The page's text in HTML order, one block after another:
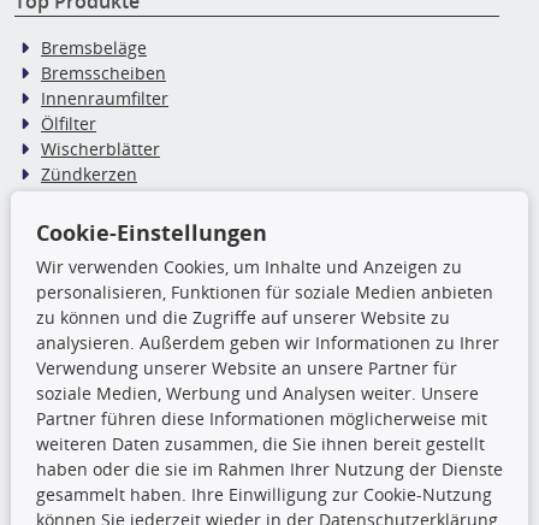
Bremsbeläge
Bremsscheiben
Innenraumfilter
Ölfilter
Wischerblätter
Zündkerzen
TecDoc Inside
Die hier angezeigten Daten,
insbesondere die gesamte Datenbank,
dürfen nicht kopiert werden. Es ist zu
unterlassen, die Daten oder die gesamte Datenbank ohne
vorherige Zustimmung TecDocs zu vervielfältigen, zu
verbreiten und/oder diese Handlungen durch Dritte ausführen
zu lassen. Ein Zuwiderhandeln stellt eine
Urheberrechtsverletzung dar und wird verfolgt.
Cookie-Einstellungen
Wir verwenden Cookies, um Inhalte und Anzeigen zu
personalisieren, Funktionen für soziale Medien anbieten
zu können und die Zugriffe auf unserer Website zu
analysieren. Außerdem geben wir Informationen zu Ihrer
Verwendung unserer Website an unsere Partner für
soziale Medien, Werbung und Analysen weiter. Unsere
Partner führen diese Informationen möglicherweise mit
weiteren Daten zusammen, die Sie ihnen bereit gestellt
haben oder die sie im Rahmen Ihrer Nutzung der Dienste
gesammelt haben. Ihre Einwilligung zur Cookie-Nutzung
können Sie jederzeit wieder in der Datenschutzerklärung